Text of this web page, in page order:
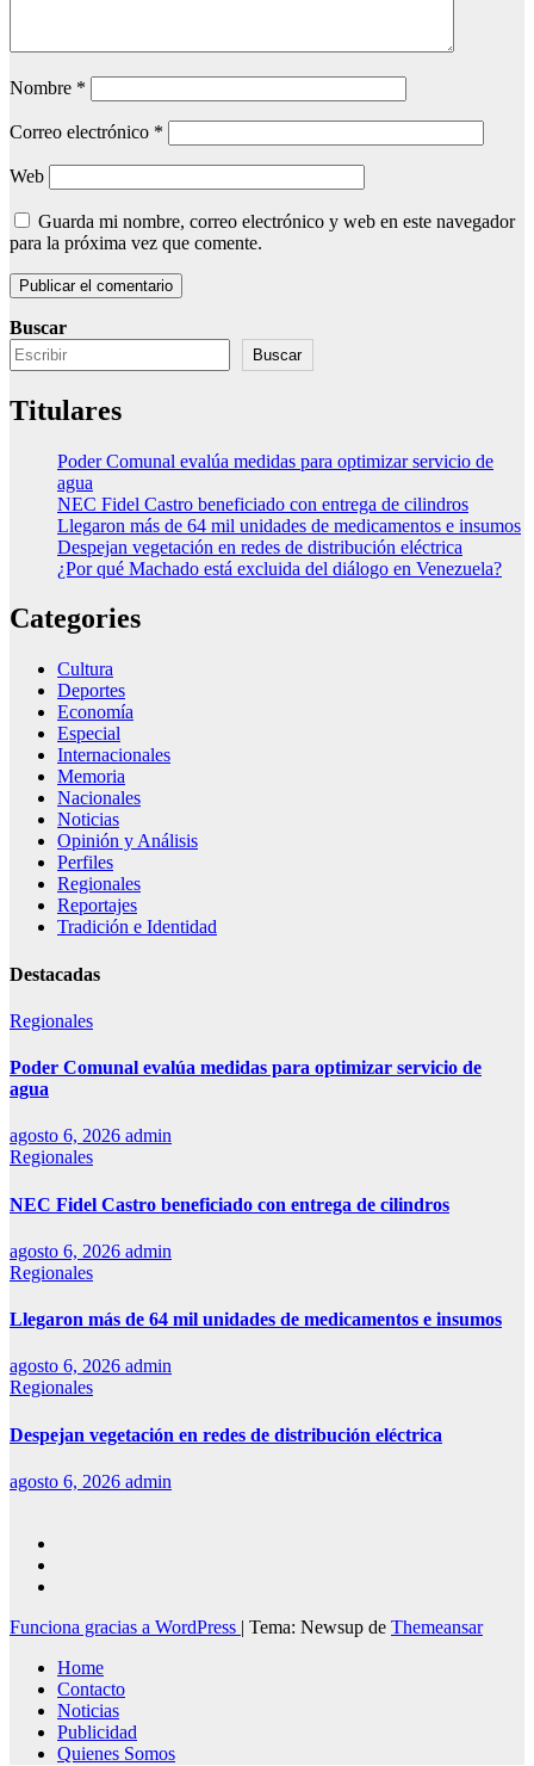
Nombre *
Correo electrónico *
Web
Guarda mi nombre, correo electrónico y web en este navegador
para la próxima vez que comente.
Buscar
Buscar
Titulares
Poder Comunal evalúa medidas para optimizar servicio de
agua
NEC Fidel Castro beneficiado con entrega de cilindros
Llegaron más de 64 mil unidades de medicamentos e insumos
Despejan vegetación en redes de distribución eléctrica
¿Por qué Machado está excluida del diálogo en Venezuela?
Categories
Cultura
Deportes
Economía
Especial
Internacionales
Memoria
Nacionales
Noticias
Opinión y Análisis
Perfiles
Regionales
Reportajes
Tradición e Identidad
Destacadas
Regionales
Poder Comunal evalúa medidas para optimizar servicio de
agua
agosto 6, 2026 admin
Regionales
NEC Fidel Castro beneficiado con entrega de cilindros
agosto 6, 2026 admin
Regionales
Llegaron más de 64 mil unidades de medicamentos e insumos
agosto 6, 2026 admin
Regionales
Despejan vegetación en redes de distribución eléctrica
agosto 6, 2026 admin
Funciona gracias a WordPress | Tema: Newsup de Themeansar
Home
Contacto
Noticias
Publicidad
Quienes Somos